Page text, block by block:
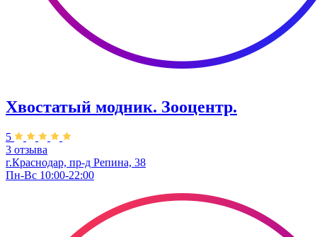
Хвостатый модник. Зооцентр.
5
3 отзыва
г.Краснодар, пр-д Репина, 38
Пн-Вс 10:00-22:00